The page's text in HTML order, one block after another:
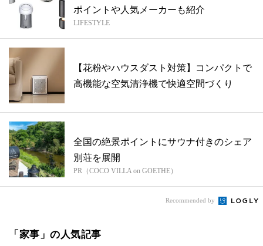
ポイントや人気メーカーも紹介
LIFESTYLE
【花粉やハウスダスト対策】コンパクトで
高機能な空気清浄機で快適空間づくり
全国の絶景ポイントにサウナ付きのシェア
別荘を展開
PR（COCO VILLA on GOETHE）
Recommended by
「家事」の人気記事